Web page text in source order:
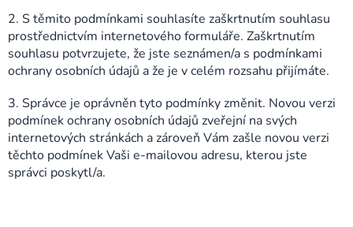
2. S těmito podmínkami souhlasíte zaškrtnutím souhlasu
prostřednictvím internetového formuláře. Zaškrtnutím
souhlasu potvrzujete, že jste seznámen/a s podmínkami
ochrany osobních údajů a že je v celém rozsahu přijímáte.
3. Správce je oprávněn tyto podmínky změnit. Novou verzi
podmínek ochrany osobních údajů zveřejní na svých
internetových stránkách a zároveň Vám zašle novou verzi
těchto podmínek Vaši e-mailovou adresu, kterou jste
správci poskytl/a.